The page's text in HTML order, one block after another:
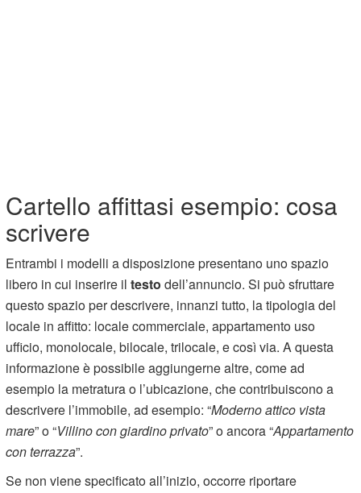
Cartello affittasi esempio: cosa
scrivere
Entrambi i modelli a disposizione presentano uno spazio
libero in cui inserire iltesto dell’annuncio. Si può sfruttare
questo spazio per descrivere, innanzi tutto, la tipologia del
locale in affitto: locale commerciale, appartamento uso
ufficio, monolocale, bilocale, trilocale, e così via. A questa
informazione è possibile aggiungerne altre, come ad
esempio la metratura o l’ubicazione, che contribuiscono a
descrivere l’immobile, ad esempio: “Moderno attico vista
mare” o “Villino con giardino privato” o ancora “Appartamento
con terrazza”.
Se non viene specificato all’inizio, occorre riportare